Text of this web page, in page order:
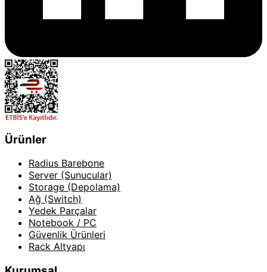
Ürünler
Radius Barebone
Server (Sunucular)
Storage (Depolama)
Ağ (Switch)
Yedek Parçalar
Notebook / PC
Güvenlik Ürünleri
Rack Altyapı